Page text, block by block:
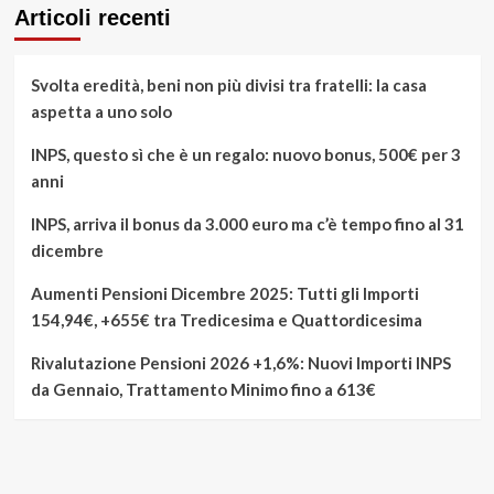
Articoli recenti
Svolta eredità, beni non più divisi tra fratelli: la casa
aspetta a uno solo
INPS, questo sì che è un regalo: nuovo bonus, 500€ per 3
anni
INPS, arriva il bonus da 3.000 euro ma c’è tempo fino al 31
dicembre
Aumenti Pensioni Dicembre 2025: Tutti gli Importi
154,94€, +655€ tra Tredicesima e Quattordicesima
Rivalutazione Pensioni 2026 +1,6%: Nuovi Importi INPS
da Gennaio, Trattamento Minimo fino a 613€